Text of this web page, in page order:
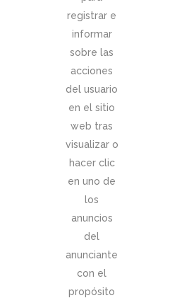
registrar e
informar
sobre las
acciones
del usuario
en el sitio
web tras
visualizar o
hacer clic
en uno de
los
anuncios
del
anunciante
con el
propósito